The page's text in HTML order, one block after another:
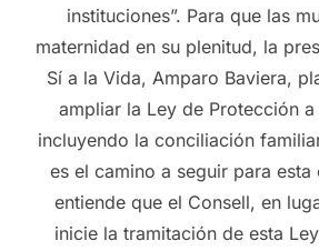
instituciones”. Para que las
maternidad en su plenitud, la
Sí a la Vida, Amparo Baviera,
ampliar la Ley de Protección
incluyendo la conciliación
es el camino a seguir para esta
entiende que el Consell, en
inicie la tramitación de esta